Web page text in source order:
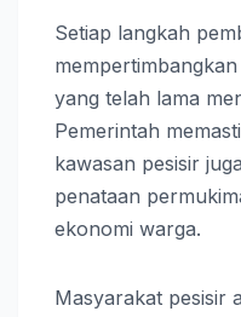
Setiap langkah
yang telah lama
Pemerintah
kawasan pesisir
penataan
ekonomi warga.
Masyarakat pesisir